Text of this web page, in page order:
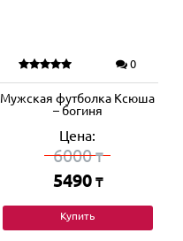
0
Мужская футболка Ксюша
– богиня
Цена:
6000₸
5490 ₸
Купить